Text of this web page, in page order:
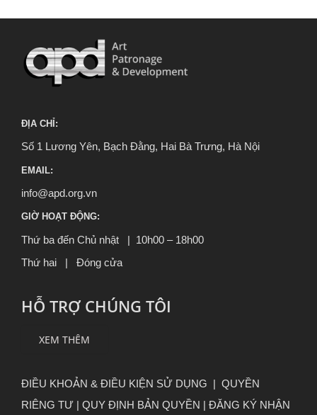
ĐỊA CHỈ:
Số 1 Lương Yên, Bạch Đằng, Hai Bà Trưng, Hà Nội
EMAIL:
info@apd.org.vn
GIỜ HOẠT ĐỘNG:
Thứ ba đến Chủ nhật | 10h00 – 18h00
Thứ hai | Đóng cửa
HỖ TRỢ CHÚNG TÔI
XEM THÊM
ĐIỀU KHOẢN & ĐIỀU KIỆN SỬ DỤNG
QUYỀN
RIÊNG TƯ
QUY ĐỊNH BẢN QUYỀN | ĐĂNG KÝ NHẬN